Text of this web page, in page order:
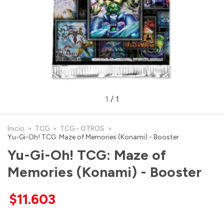
1 / 1
Inicio > TCG > TCG - OTROS >
Yu-Gi-Oh! TCG: Maze of Memories (Konami) - Booster
Yu-Gi-Oh! TCG: Maze of
Memories (Konami) - Booster
$11.603